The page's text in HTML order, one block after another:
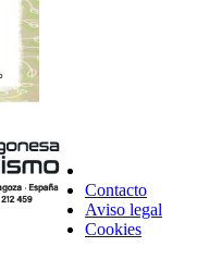
Contacto
Aviso legal
Cookies